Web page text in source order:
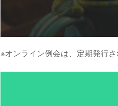
※オンライン例会は、定期発行